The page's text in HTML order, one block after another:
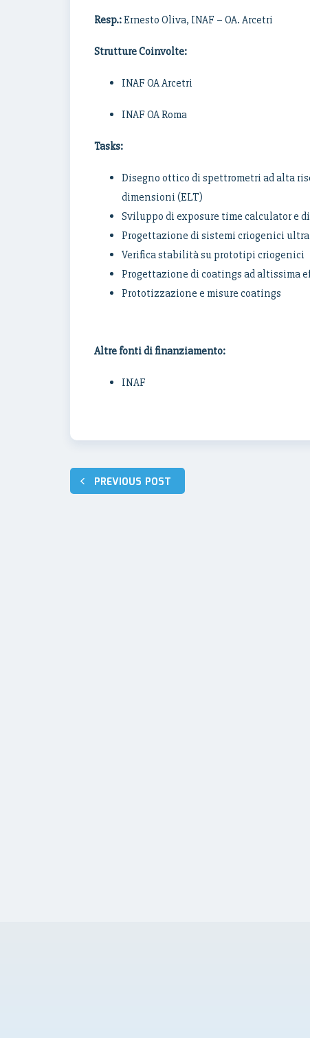
Resp.:Ernesto Oliva, INAF – OA. Arcetri
Strutture Coinvolte:
INAF OA Arcetri
INAF OA Roma
Tasks:
Disegno ottico di spettrometri ad alta
dimensioni (ELT)
Sviluppo di exposure time calculator e
Progettazione di sistemi criogenici
Verifica stabilità su prototipi criogenici
Progettazione di coatings ad altissima
Prototizzazione e misure coatings
Altre fonti di finanziamento:
INAF
Navigazione
articoli
PREVIOUS POST